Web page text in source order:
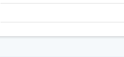
小柄ですがパワー全開なのと手が
褒めいただくことが多いので是非
しいです🌱
※ご新規様は90分以上でのご予約